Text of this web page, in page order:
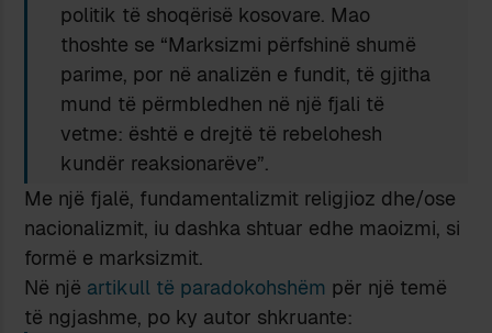
politik të shoqërisë kosovare. Mao
thoshte se “Marksizmi përfshinë shumë
parime, por në analizën e fundit, të gjitha
mund të përmbledhen në një fjali të
vetme: është e drejtë të rebelohesh
kundër reaksionarëve”.
Me një fjalë, fundamentalizmit religjioz dhe/ose
nacionalizmit, iu dashka shtuar edhe maoizmi, si
formë e marksizmit.
Në një artikull të paradokohshëm për një temë
të ngjashme, po ky autor shkruante: